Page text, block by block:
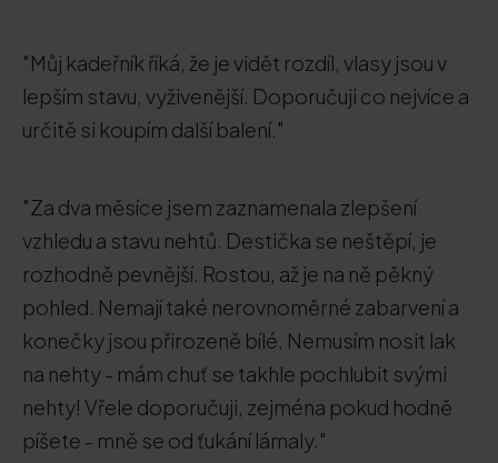
"Můj kadeřník říká, že je vidět rozdíl, vlasy jsou v
lepším stavu, vyživenější. Doporučuji co nejvíce a
určitě si koupím další balení."
"Za dva měsíce jsem zaznamenala zlepšení
vzhledu a stavu nehtů. Destička se neštěpí, je
rozhodně pevnější. Rostou, až je na ně pěkný
pohled. Nemají také nerovnoměrné zabarvení a
konečky jsou přirozeně bílé. Nemusím nosit lak
na nehty - mám chuť se takhle pochlubit svými
nehty! Vřele doporučuji, zejména pokud hodně
píšete - mně se od ťukání lámaly."